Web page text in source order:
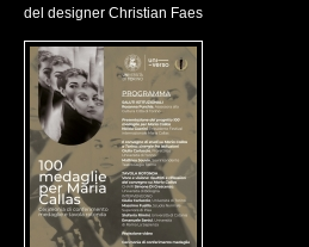
del designer Christian Faes